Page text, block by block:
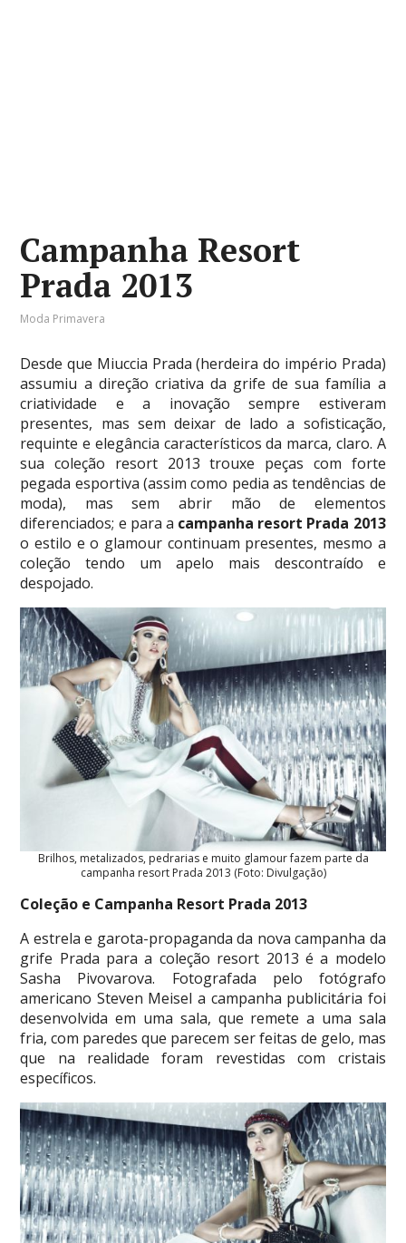
Campanha Resort
Prada 2013
Moda Primavera
Desde que Miuccia Prada (herdeira do império Prada)
assumiu a direção criativa da grife de sua família a
criatividade e a inovação sempre estiveram
presentes, mas sem deixar de lado a sofisticação,
requinte e elegância característicos da marca, claro. A
sua coleção resort 2013 trouxe peças com forte
pegada esportiva (assim como pedia as tendências de
moda), mas sem abrir mão de elementos
diferenciados; e para a campanha resort Prada 2013
o estilo e o glamour continuam presentes, mesmo a
coleção tendo um apelo mais descontraído e
despojado.
Brilhos, metalizados, pedrarias e muito glamour fazem parte da
campanha resort Prada 2013 (Foto: Divulgação)
Coleção e Campanha Resort Prada 2013
A estrela e garota-propaganda da nova campanha da
grife Prada para a coleção resort 2013 é a modelo
Sasha Pivovarova. Fotografada pelo fotógrafo
americano Steven Meisel a campanha publicitária foi
desenvolvida em uma sala, que remete a uma sala
fria, com paredes que parecem ser feitas de gelo, mas
que na realidade foram revestidas com cristais
específicos.